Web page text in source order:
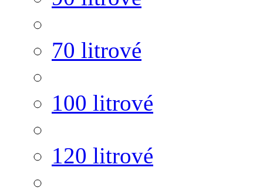
70 litrové
100 litrové
120 litrové